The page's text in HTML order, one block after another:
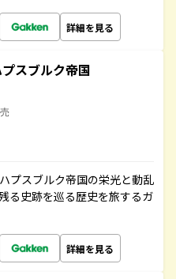
詳細を見る
スブルク帝国
プスブルク帝国の栄光と動乱
る史跡を巡る歴史を旅するガ
詳細を見る